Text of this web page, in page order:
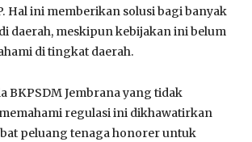
Hal ini memberikan solusi bagi banyak
daerah, meskipun kebijakan ini belum
di tingkat daerah.
BKPSDM Jembrana yang tidak
regulasi ini dikhawatirkan
peluang tenaga honorer untuk